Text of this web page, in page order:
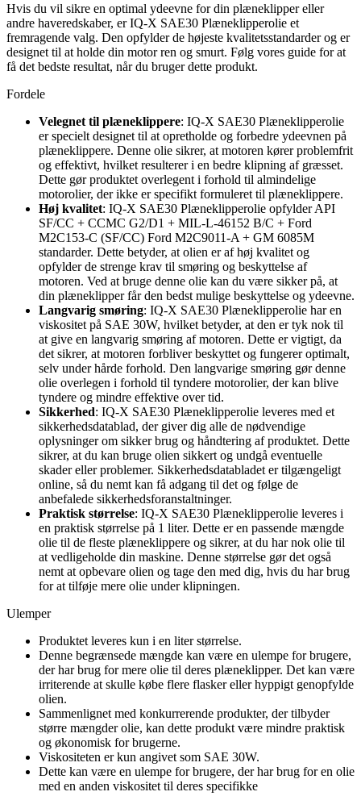
Hvis du vil sikre en optimal ydeevne for din plæneklipper eller
andre haveredskaber, er IQ-X SAE30 Plæneklipperolie et
fremragende valg. Den opfylder de højeste kvalitetsstandarder og er
designet til at holde din motor ren og smurt. Følg vores guide for at
få det bedste resultat, når du bruger dette produkt.
Fordele
Velegnet til plæneklippere: IQ-X SAE30 Plæneklipperolie
er specielt designet til at opretholde og forbedre ydeevnen på
plæneklippere. Denne olie sikrer, at motoren kører problemfrit
og effektivt, hvilket resulterer i en bedre klipning af græsset.
Dette gør produktet overlegent i forhold til almindelige
motorolier, der ikke er specifikt formuleret til plæneklippere.
Høj kvalitet: IQ-X SAE30 Plæneklipperolie opfylder API
SF/CC + CCMC G2/D1 + MIL-L-46152 B/C + Ford
M2C153-C (SF/CC) Ford M2C9011-A + GM 6085M
standarder. Dette betyder, at olien er af høj kvalitet og
opfylder de strenge krav til smøring og beskyttelse af
motoren. Ved at bruge denne olie kan du være sikker på, at
din plæneklipper får den bedst mulige beskyttelse og ydeevne.
Langvarig smøring: IQ-X SAE30 Plæneklipperolie har en
viskositet på SAE 30W, hvilket betyder, at den er tyk nok til
at give en langvarig smøring af motoren. Dette er vigtigt, da
det sikrer, at motoren forbliver beskyttet og fungerer optimalt,
selv under hårde forhold. Den langvarige smøring gør denne
olie overlegen i forhold til tyndere motorolier, der kan blive
tyndere og mindre effektive over tid.
Sikkerhed: IQ-X SAE30 Plæneklipperolie leveres med et
sikkerhedsdatablad, der giver dig alle de nødvendige
oplysninger om sikker brug og håndtering af produktet. Dette
sikrer, at du kan bruge olien sikkert og undgå eventuelle
skader eller problemer. Sikkerhedsdatabladet er tilgængeligt
online, så du nemt kan få adgang til det og følge de
anbefalede sikkerhedsforanstaltninger.
Praktisk størrelse: IQ-X SAE30 Plæneklipperolie leveres i
en praktisk størrelse på 1 liter. Dette er en passende mængde
olie til de fleste plæneklippere og sikrer, at du har nok olie til
at vedligeholde din maskine. Denne størrelse gør det også
nemt at opbevare olien og tage den med dig, hvis du har brug
for at tilføje mere olie under klipningen.
Ulemper
Produktet leveres kun i en liter størrelse.
Denne begrænsede mængde kan være en ulempe for brugere,
der har brug for mere olie til deres plæneklipper. Det kan være
irriterende at skulle købe flere flasker eller hyppigt genopfylde
olien.
Sammenlignet med konkurrerende produkter, der tilbyder
større mængder olie, kan dette produkt være mindre praktisk
og økonomisk for brugerne.
Viskositeten er kun angivet som SAE 30W.
Dette kan være en ulempe for brugere, der har brug for en olie
med en anden viskositet til deres specifikke